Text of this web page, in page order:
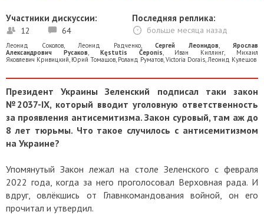
Участники дискуссии:
12 64
Последняя реплика:
больше месяца назад
Леонид Соколов, Леонид Радченко, Сергей Леонидов, Ярослав
Александрович Русаков, Kęstutis Čeponis, Иван Киплинг, Михаил
Яковлевич Кривицкий, Юрий Томашов, Роланд Руматов,Victoria Dorais,Леонид Кулешов
Президент Украины Зеленский подписал таки закон
№2037-ІХ, который вводит уголовную ответственность
за проявления антисемитизма. Закон суровый, там аж до
8 лет тюрьмы. Что такое случилось с антисемитизмом
на Украине?
Упомянутый Закон лежал на столе Зеленского с февраля
2022 года, когда за него проголосовал Верховная рада. И
вдруг, овлёкшись от Главнкомандования войной, он его
прочитал и утвердил.